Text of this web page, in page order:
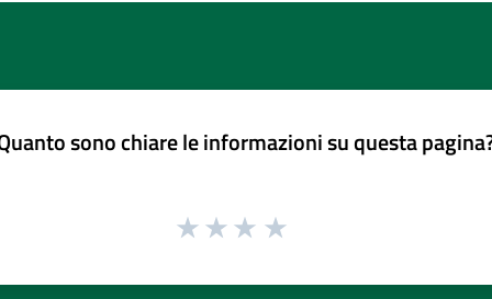
sono chiare le informazioni su questa